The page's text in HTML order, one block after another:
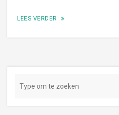
hersenletsel? De korte
termijn manifesteert.
LEES VERDER